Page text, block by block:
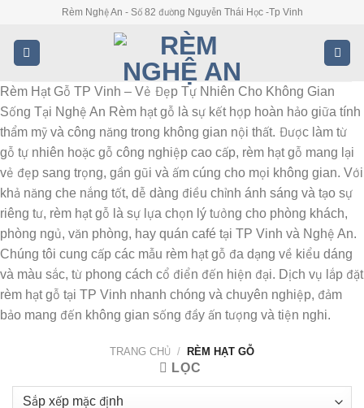
content
Rèm Nghệ An - Số 82 đường Nguyễn Thái Học -Tp Vinh
Rèm Hạt Gỗ TP Vinh – Vẻ Đẹp Tự Nhiên Cho Không Gian
Sống Tại Nghệ An Rèm hạt gỗ là sự kết hợp hoàn hảo giữa tính
thẩm mỹ và công năng trong không gian nội thất. Được làm từ
gỗ tự nhiên hoặc gỗ công nghiệp cao cấp, rèm hạt gỗ mang lại
vẻ đẹp sang trọng, gần gũi và ấm cúng cho mọi không gian. Với
khả năng che nắng tốt, dễ dàng điều chỉnh ánh sáng và tạo sự
riêng tư, rèm hạt gỗ là sự lựa chọn lý tưởng cho phòng khách,
phòng ngủ, văn phòng, hay quán café tại TP Vinh và Nghệ An.
Chúng tôi cung cấp các mẫu rèm hạt gỗ đa dạng về kiểu dáng
và màu sắc, từ phong cách cổ điển đến hiện đại. Dịch vụ lắp đặt
rèm hạt gỗ tại TP Vinh nhanh chóng và chuyên nghiệp, đảm
bảo mang đến không gian sống đầy ấn tượng và tiện nghi.
TRANG CHỦ / RÈM HẠT GỖ
LỌC